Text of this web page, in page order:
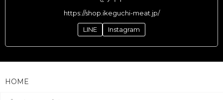
https://shop.ikeguchi-meat.jp/
LINE Instagram
HOME